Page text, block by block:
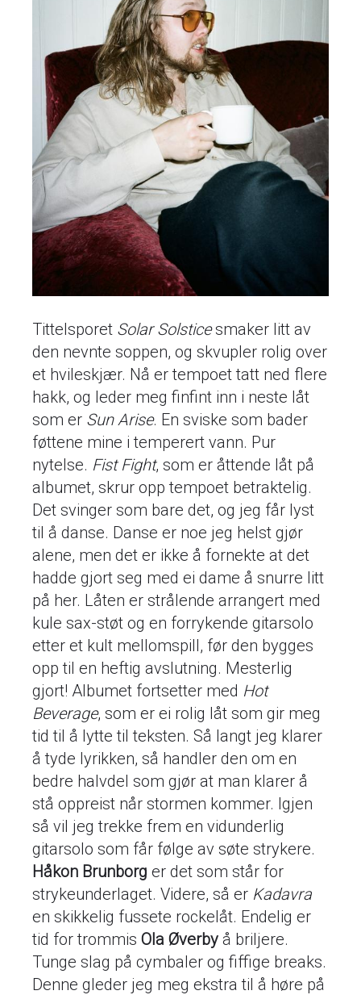
Tittelsporet Solar Solsticesmaker litt av
den nevnte soppen, og skvupler rolig over
et hvileskjær. Nå er tempoet tatt ned flere
hakk, og leder meg finfint inn i neste låt
som er Sun Arise. En sviske som bader
føttene mine i temperert vann. Pur
nytelse. Fist Fight, som er åttende låt på
albumet, skrur opp tempoet betraktelig.
Det svinger som bare det, og jeg får lyst
til å danse. Danse er noe jeg helst gjør
alene, men det er ikke å fornekte at det
hadde gjort seg med ei dame å snurre litt
på her. Låten er strålende arrangert med
kule sax-støt og en forrykende gitarsolo
etter et kult mellomspill, før den bygges
opp til en heftig avslutning. Mesterlig
gjort! Albumet fortsetter med Hot
Beverage, som er ei rolig låt som gir meg
tid til å lytte til teksten. Så langt jeg klarer
å tyde lyrikken, så handler den om en
bedre halvdel som gjør at man klarer å
stå oppreist når stormen kommer. Igjen
så vil jeg trekke frem en vidunderlig
gitarsolo som får følge av søte strykere.
Håkon Brunborg er det som står for
strykeunderlaget. Videre, så er Kadavra
en skikkelig fussete rockelåt. Endelig er
tid for trommis Ola Øverby å briljere.
Tunge slag på cymbaler og fiffige breaks.
Denne gleder jeg meg ekstra til å høre på